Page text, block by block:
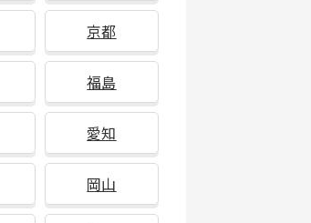
京都
福島
愛知
岡山